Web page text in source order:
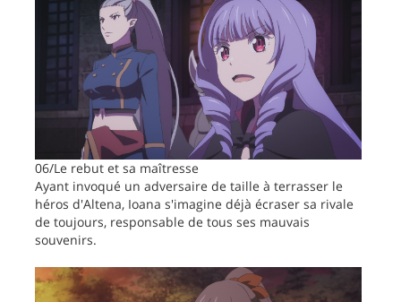
06/Le rebut et sa maîtresse
Ayant invoqué un adversaire de taille à terrasser le
héros d'Altena, Ioana s'imagine déjà écraser sa rivale
de toujours, responsable de tous ses mauvais
souvenirs.